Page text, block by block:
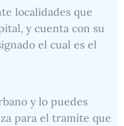
localidades que
y cuenta con su
el cual es el
y lo puedes
para el tramite que